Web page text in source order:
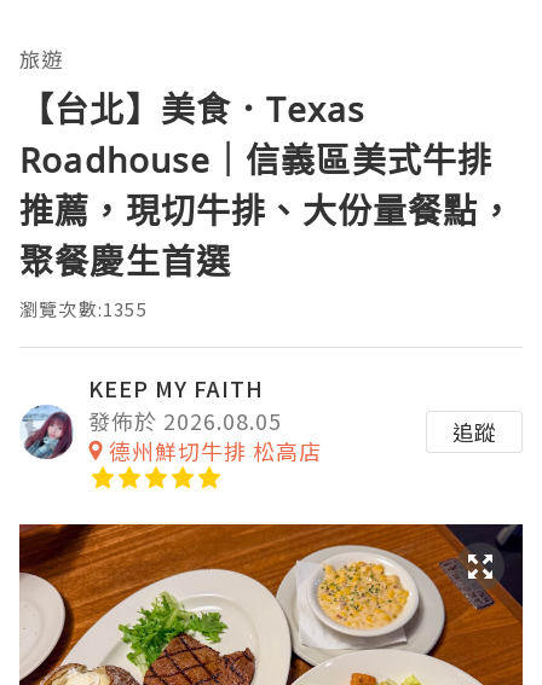
旅遊
【台北】美食．Texas
Roadhouse｜信義區美式牛排
推薦，現切牛排、大份量餐點，
聚餐慶生首選
瀏覽次數:1355
KEEP MY FAITH
發佈於 2026.08.05
德州鮮切牛排 松高店
追蹤